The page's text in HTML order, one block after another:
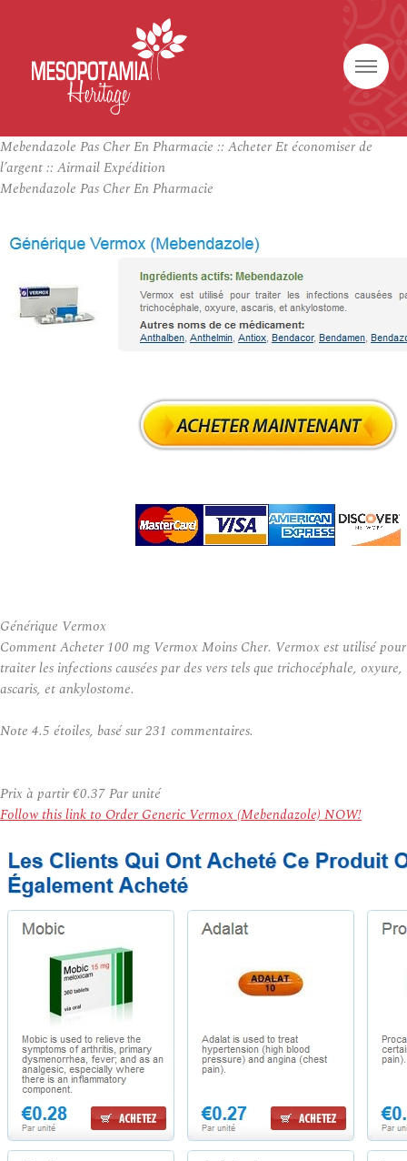
Mebendazole Pas Cher En Pharmacie :: Acheter Et économiser de
l’argent :: Airmail Expédition
Mebendazole Pas Cher En Pharmacie
Générique Vermox
Comment Acheter 100 mg Vermox Moins Cher. Vermox est utilisé pour
traiter les infections causées par des vers tels que trichocéphale, oxyure,
ascaris, et ankylostome.
Note 4.5 étoiles, basé sur231 commentaires.
Prix à partir€0.37Par unité
Follow this link to Order Generic Vermox (Mebendazole) NOW!